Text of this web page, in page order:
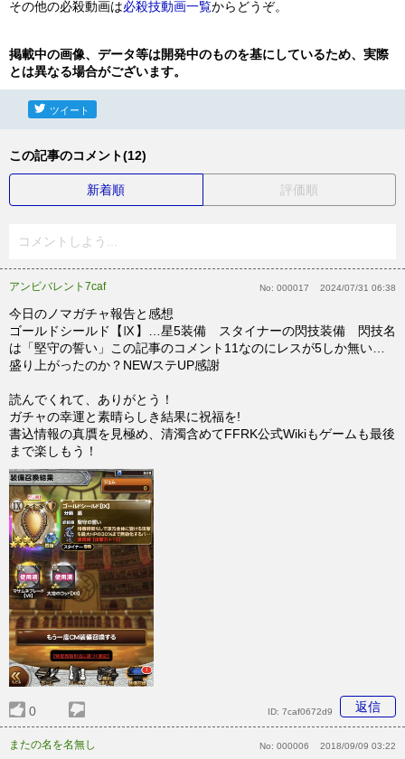
その他の必殺動画は必殺技動画一覧からどうぞ。
掲載中の画像、データ等は開発中のものを基にしているため、実際
とは異なる場合がございます。
ツイート
この記事のコメント(12)
新着順 評価順
コメントしよう...
アンビバレント7caf No: 000017 2024/07/31 06:38
今日のノマガチャ報告と感想
ゴールドシールド【Ⅸ】…星5装備 スタイナーの閃技装備 閃技名
は「堅守の誓い」この記事のコメント11なのにレスが5しか無い…
盛り上がったのか？NEWステUP感謝
読んでくれて、ありがとう！
ガチャの幸運と素晴らしき結果に祝福を!
書込情報の真贋を見極め、清濁含めてFFRK公式Wikiもゲームも最後
まで楽しもう！
0 返信
ID: 7caf0672d9
またの名を名無し No: 000006 2018/09/09 03:22